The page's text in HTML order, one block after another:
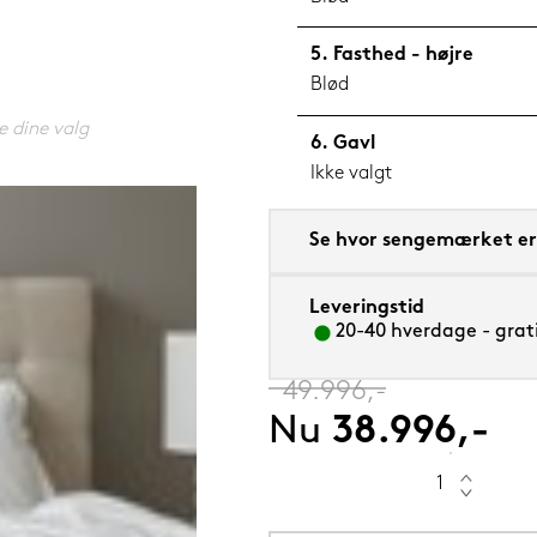
dine valg
Fasthed - højre
Blød
Gavl
Ikke valgt
Se hvor sengemærket
Leveringstid
20-40 hverdage -
‎49.996,-
Nu 38.996,-